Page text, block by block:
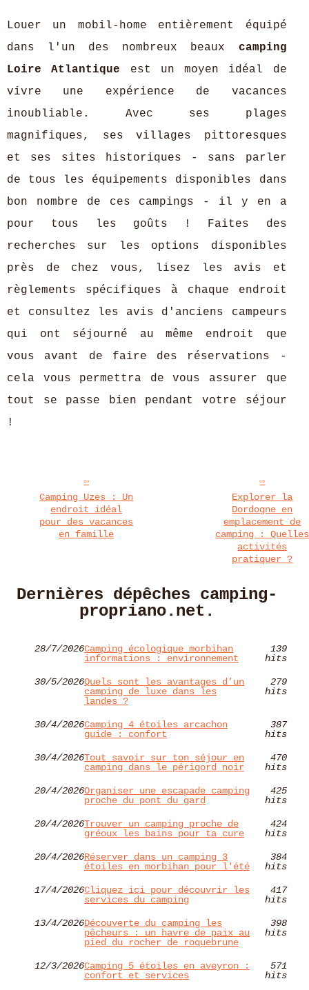
Louer un mobil-home entièrement équipé
dans l'un des nombreux beaux camping
Loire Atlantique est un moyen idéal de
vivre une expérience de vacances
inoubliable. Avec ses plages
magnifiques, ses villages pittoresques
et ses sites historiques - sans parler
de tous les équipements disponibles dans
bon nombre de ces campings - il y en a
pour tous les goûts ! Faites des
recherches sur les options disponibles
près de chez vous, lisez les avis et
règlements spécifiques à chaque endroit
et consultez les avis d'anciens campeurs
qui ont séjourné au même endroit que
vous avant de faire des réservations -
cela vous permettra de vous assurer que
tout se passe bien pendant votre séjour
!
Camping Uzes : Un
endroit idéal
pour des vacances
en famille
Explorer la
Dordogne en
emplacement de
camping : Quelles
activités
pratiquer ?
Dernières dépêches camping-
propriano.net.
28/7/2026Camping écologique morbihan
informations : environnement
139
hits
30/5/2026Quels sont les avantages d’un
camping de luxe dans les
landes ?
279
hits
30/4/2026Camping 4 étoiles arcachon
guide : confort
387
hits
30/4/2026Tout savoir sur ton séjour en
camping dans le périgord noir
470
hits
20/4/2026Organiser une escapade camping
proche du pont du gard
425
hits
20/4/2026Trouver un camping proche de
gréoux les bains pour ta cure
424
hits
20/4/2026Réserver dans un camping 3
étoiles en morbihan pour l'été
384
hits
17/4/2026Cliquez ici pour découvrir les
services du camping
417
hits
13/4/2026Découverte du camping les
pêcheurs : un havre de paix au
pied du rocher de roquebrune
398
hits
12/3/2026Camping 5 étoiles en aveyron :
confort et services
571
hits